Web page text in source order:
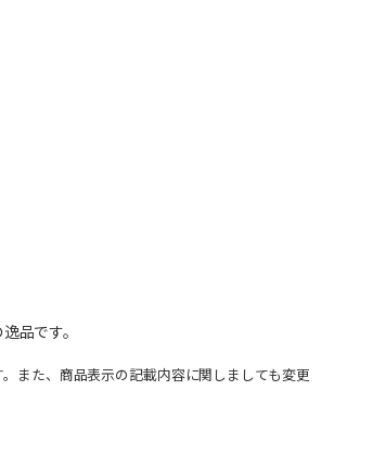
品です。
また、商品表示の記載内容に関しましても変更